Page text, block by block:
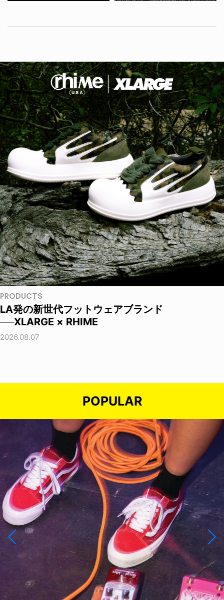
PRODUCTS
LA発の新世代フットウェアブランド
──XLARGE × RHIME
2026.08.07
POPULAR